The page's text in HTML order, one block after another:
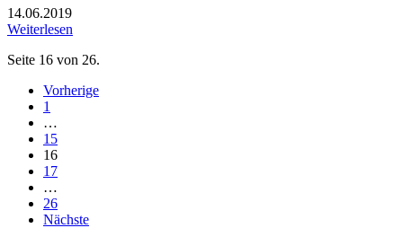
14.06.2019
Weiterlesen
Seite 16 von 26.
Vorherige
1
…
15
16
17
…
26
Nächste